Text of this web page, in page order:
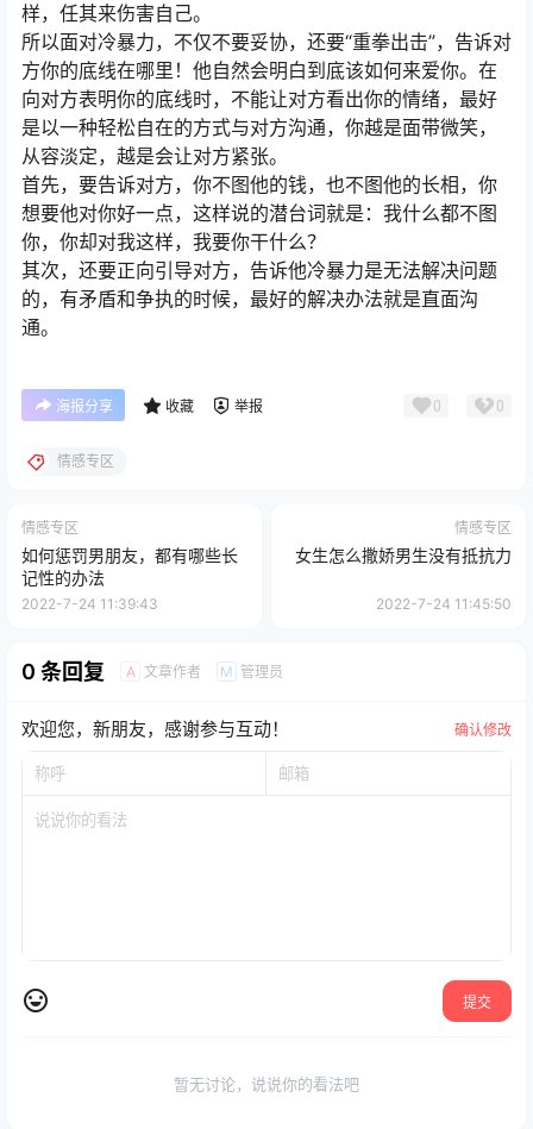
样，任其来伤害自己。
所以面对冷暴力，不仅不要妥协，还要“重拳出击”，告诉对
方你的底线在哪里！他自然会明白到底该如何来爱你。在
向对方表明你的底线时，不能让对方看出你的情绪，最好
是以一种轻松自在的方式与对方沟通，你越是面带微笑，
从容淡定，越是会让对方紧张。
首先，要告诉对方，你不图他的钱，也不图他的长相，你
想要他对你好一点，这样说的潜台词就是：我什么都不图
你，你却对我这样，我要你干什么？
其次，还要正向引导对方，告诉他冷暴力是无法解决问题
的，有矛盾和争执的时候，最好的解决办法就是直面沟
通。
海报分享 收藏 举报 0 0
情感专区
情感专区
如何惩罚男朋友，都有哪些长
记性的办法
2022-7-24 11:39:43
情感专区
女生怎么撒娇男生没有抵抗力
2022-7-24 11:45:50
0 条回复 A 文章作者 M 管理员
欢迎您，新朋友，感谢参与互动！ 确认修改
提交
暂无讨论，说说你的看法吧